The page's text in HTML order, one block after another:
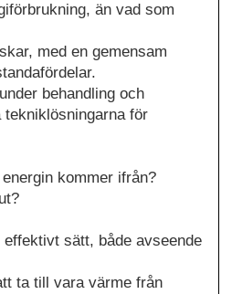
än vad som
med en gemensam
behandling och
för
kommer ifrån?
sätt, både avseende
ta till vara värme från